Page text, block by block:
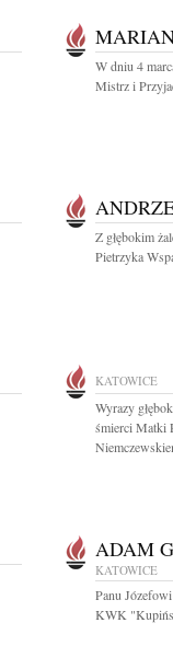
W dniu 4
Mistrz i
Z głębokim
Pietrzyka
KATOWICE
Wyrazy
śmierci Matki
ADAM
KATOWICE
Panu
KWK